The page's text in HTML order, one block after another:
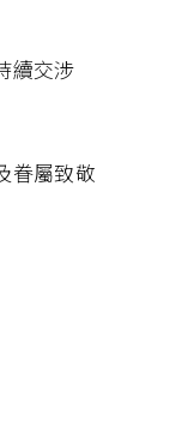
續交涉
眷屬致敬